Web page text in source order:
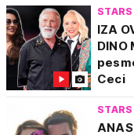
STARS
IZA
DINO
Ceci
STARS